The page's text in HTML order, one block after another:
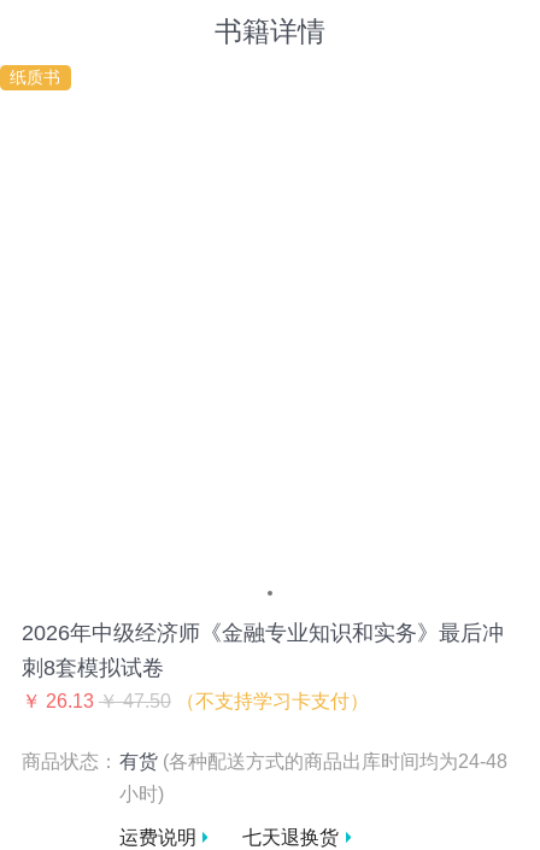
书籍详情
纸质书
2026年中级经济师《金融专业知识和实务》最后冲
刺8套模拟试卷
￥ 26.13 ￥ 47.50 （不支持学习卡支付）
商品状态： 有货(各种配送方式的商品出库时间均为24-48
小时)
运费说明 七天退换货